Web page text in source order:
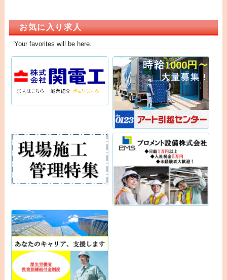
お気に入り求人
Your favorites will be here.